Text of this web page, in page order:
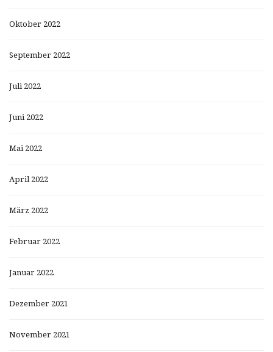
Oktober 2022
September 2022
Juli 2022
Juni 2022
Mai 2022
April 2022
März 2022
Februar 2022
Januar 2022
Dezember 2021
November 2021